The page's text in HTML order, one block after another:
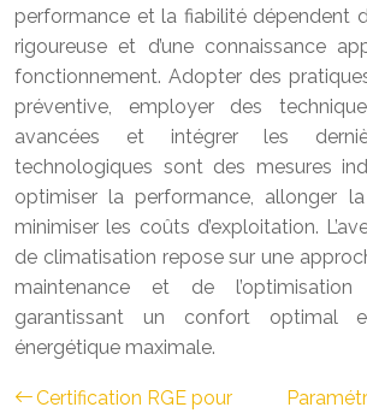
performance et la fiabilité dépendent
rigoureuse et d’une connaissance
fonctionnement. Adopter des
préventive, employer des
avancées et intégrer les
technologiques sont des mesures
optimiser la performance, allonger
minimiser les coûts d’exploitation.
de climatisation repose sur une
maintenance et de l’optimisation
garantissant un confort optimal
énergétique maximale.
Certification RGE pour